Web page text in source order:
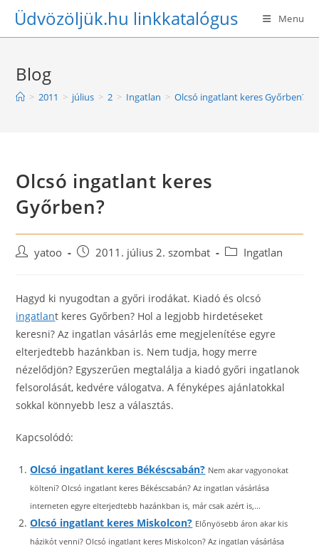
SkipÜdvözöljük.hu linkkatalógus Menu
Blog
> 2011 > július > 2 > Ingatlan > Olcsó ingatlant keres Győrben?
Olcsó ingatlant keres
Győrben?
Postyatoo
Post2011. július 2. szombat
PostIngatlan
Hagyd ki nyugodtan a győri irodákat. Kiadó és olcsó
ingatlant keres Győrben? Hol a legjobb hirdetéseket
keresni? Az ingatlan vásárlás eme megjelenítése egyre
elterjedtebb hazánkban is. Nem tudja, hogy merre
nézelődjön? Egyszerűen megtalálja a kiadó győri ingatlanok
felsorolását, kedvére válogatva. A fényképes ajánlatokkal
sokkal könnyebb lesz a választás.
Kapcsolódó:
Olcsó ingatlant keres Békéscsabán? Nem akar vagyonokat
költeni? Olcsó ingatlant keres Békéscsabán? Az ingatlan vásárlása
interneten egyre elterjedtebb hazánkban is, már csak azért is,...
Olcsó ingatlant keres Miskolcon? Előnyösebb áron akar kis
házikót venni? Olcsó ingatlant keres Miskolcon? Az ingatlan vásárlása